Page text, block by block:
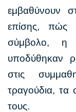
εμβαθύνουν
επίσης, πώς
σύμβολο, η
υποδύθηκαν
στις
τραγούδια, τα
τους.